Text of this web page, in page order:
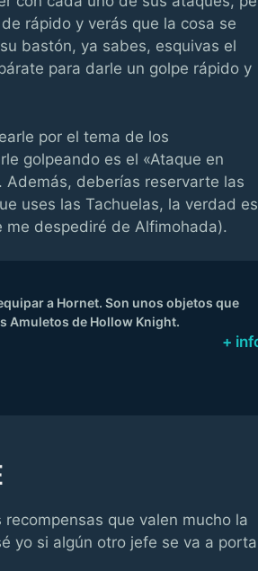
rápido y verás que la cosa se
bastón, ya sabes, esquivas el
para darle un golpe rápido y
por el tema de los
golpeando es el «Ataque en
Además, deberías reservarte las
uses las Tachuelas, la verdad es
me despediré de Alfimohada).
a Hornet. Son unos objetos que
Amuletos de Hollow Knight.
+
que valen mucho la
yo si algún otro jefe se va a